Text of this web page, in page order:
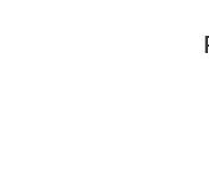
Маска против черная